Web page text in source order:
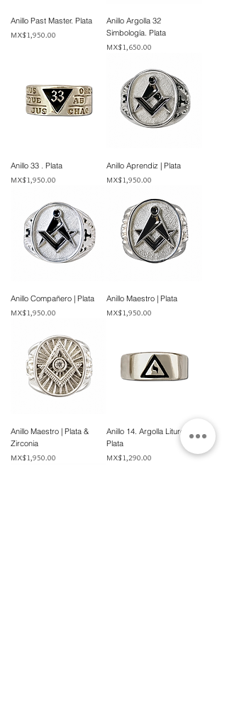
Anillo Past Master. Plata
Price
MX$1,950.00
Anillo Argolla 32
Simbología. Plata
Price
MX$1,650.00
Anillo 33 . Plata
Price
MX$1,950.00
Anillo Aprendiz | Plata
Price
MX$1,950.00
Anillo Compañero | Plata
Price
MX$1,950.00
Anillo Maestro | Plata
Price
MX$1,950.00
Anillo Maestro | Plata &
Zirconia
Price
MX$1,950.00
Anillo 14. Argolla Liturgica.
Plata
Price
MX$1,290.00